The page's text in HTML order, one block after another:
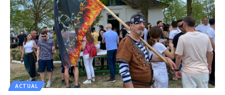
ACTUAL